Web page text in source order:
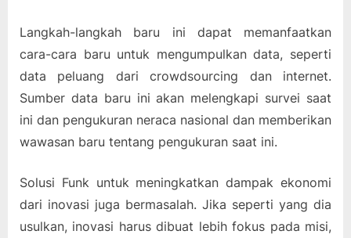
Langkah-langkah baru ini dapat memanfaatkan
cara-cara baru untuk mengumpulkan data, seperti
data peluang dari crowdsourcing dan internet.
Sumber data baru ini akan melengkapi survei saat
ini dan pengukuran neraca nasional dan memberikan
wawasan baru tentang pengukuran saat ini.
Solusi Funk untuk meningkatkan dampak ekonomi
dari inovasi juga bermasalah. Jika seperti yang dia
usulkan, inovasi harus dibuat lebih fokus pada misi,